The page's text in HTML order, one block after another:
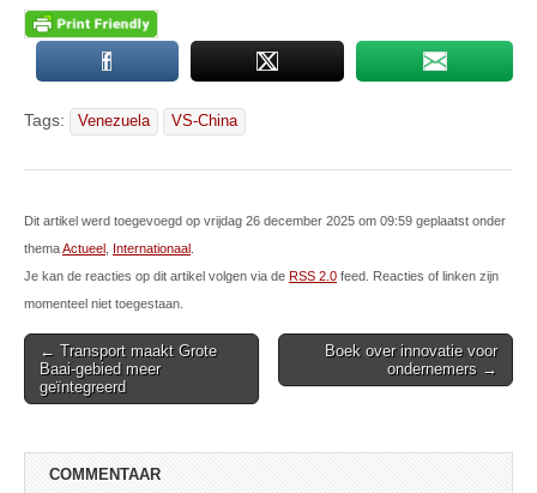
Tags: Venezuela VS-China
Dit artikel werd toegevoegd op vrijdag 26 december 2025 om 09:59 geplaatst onder
themaActueel Internationaal
Je kan de reacties op dit artikel volgen via de RSS 2.0 feed. Reacties of linken zijn
momenteel niet toegestaan.
Post
navigation
← Transport maakt Grote
Baai-gebied meer
geïntegreerd
Boek over innovatie voor
ondernemers →
COMMENTAAR